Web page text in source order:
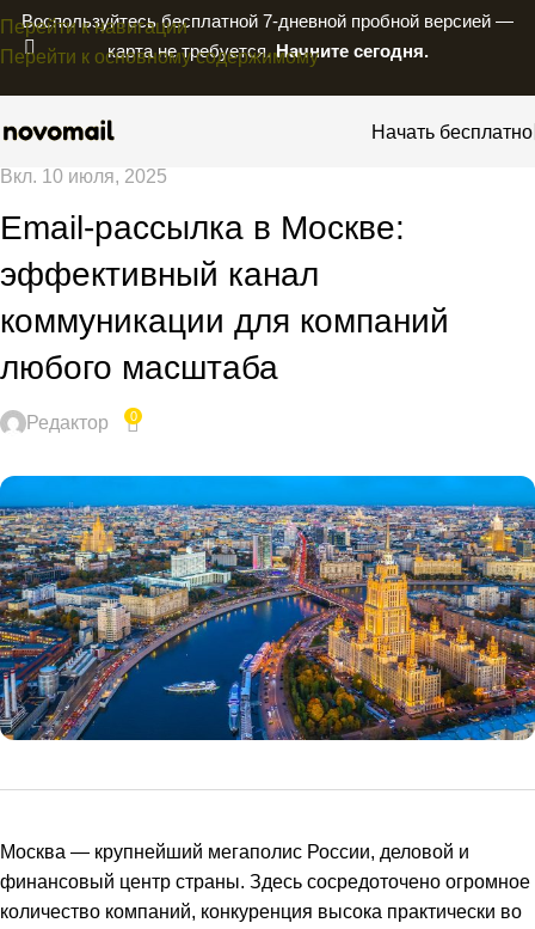
Перейти к навигации
Перейти к основному содержимому
Воспользуйтесь бесплатной 7-дневной пробной версией —
карта не требуется.Начните сегодня.
Начать бесплатно
Вкл. 10 июля, 2025
Email-рассылка в Москве:
эффективный канал
коммуникации для компаний
любого масштаба
Редактор 0
Москва — крупнейший мегаполис России, деловой и
финансовый центр страны. Здесь сосредоточено огромное
количество компаний, конкуренция высока практически во